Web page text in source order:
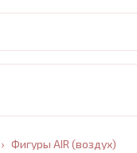
Фигуры AIR (воздух)
›